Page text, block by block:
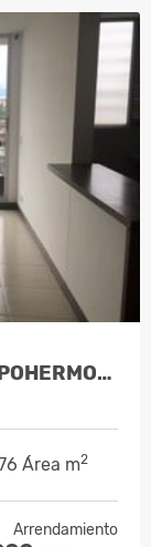
ALQUILER APARTAMENTO CAMPOHERMOSO…
Área m2
Arrendamiento